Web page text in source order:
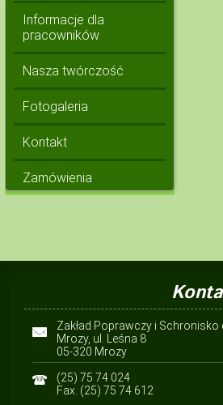
Informacje dla
pracowników
Nasza twórczość
Fotogaleria
Kontakt
Zamówienia
Zakład Poprawczy i
Mrozy, ul. Leśna 8
05-320 Mrozy
(25) 75 74 024
Fax. (25) 75 74 612